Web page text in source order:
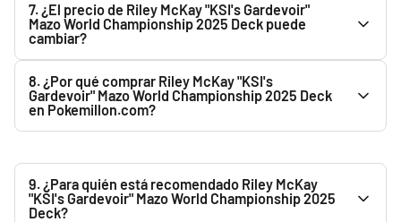
utilizamos material de protección para proteger Riley
McKay "KSI's Gardevoir" Mazo World Championship 2025
Deck durante el transporte.
7. ¿El precio de Riley McKay "KSI's Gardevoir"
Mazo World Championship 2025 Deck puede
cambiar?
Championship 2025 Deck puede variar según la
disponibilidad, reposiciones y condiciones del mercado. El
precio mostrado en la web es el vigente en ese momento.
8. ¿Por qué comprar Riley McKay "KSI's
Gardevoir" Mazo World Championship 2025 Deck
en Pokemillon.com?
rápido y embalaje protegido.
9. ¿Para quién está recomendado Riley McKay
"KSI's Gardevoir" Mazo World Championship 2025
Deck?